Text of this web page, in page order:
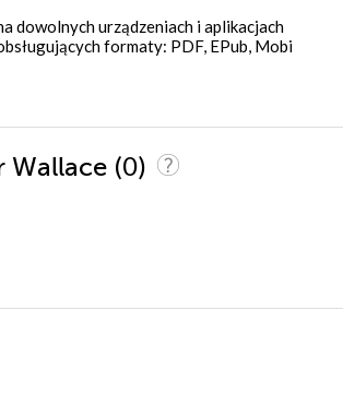
dowolnych urządzeniach i aplikacjach
formaty: PDF, EPub, Mobi
Wallace (0)